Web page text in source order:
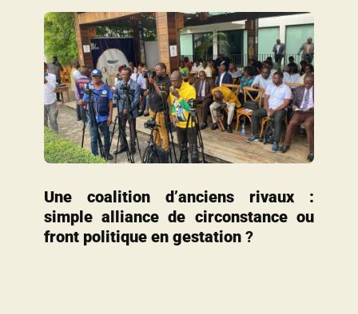
Une coalition d’anciens rivaux :
simple alliance de circonstance ou
front politique en gestation ?